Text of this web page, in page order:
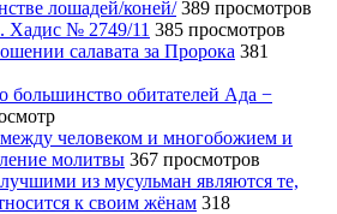
лошадей/коней/ 389 просмотров
Хадис № 2749/11 385 просмотров
салавата за Пророка 381
большинство обитателей Ада −
человеком и многобожием и
молитвы 367 просмотров
из мусульман являются те,
к своим жёнам 318